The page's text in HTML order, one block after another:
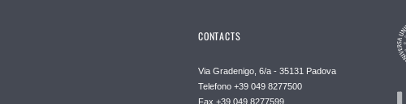
CONTACTS
Via Gradenigo, 6/a - 35131 Padova
Telefono +39 049 8277500
Fax +39 049 8277599